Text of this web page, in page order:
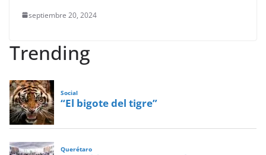
septiembre 20, 2024
Trending
Social
“El bigote del tigre”
Querétaro